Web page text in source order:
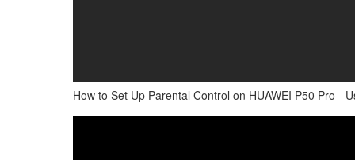
How to Set Up Parental Control on HUAWEI P50 Pro -